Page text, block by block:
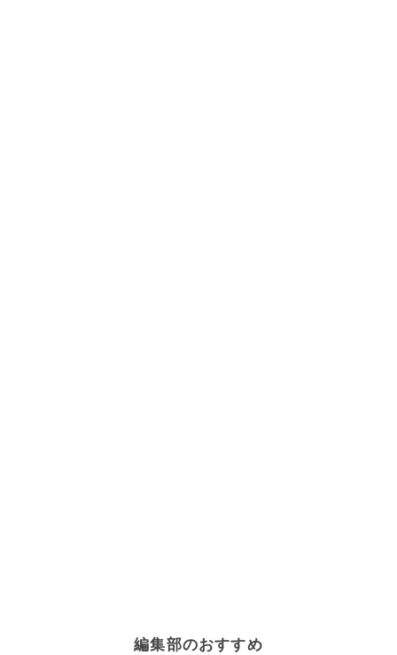
編集部のおすすめ